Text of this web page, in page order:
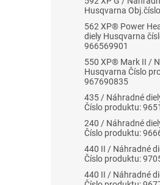
Husqvarna
562 XP® Power
diely Husqvarna
966569901
550 XP® Mark II /
Husqvarna Číslo
967690835
435 / Náhradné
Číslo produktu:
240 / Náhradné
Číslo produktu:
440 II / Náhradné
Číslo produktu:
440 II / Náhradné